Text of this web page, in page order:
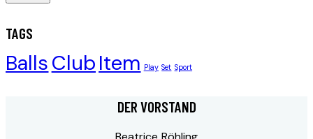
TAGS
BallsClubItem Play Set Sport
DER VORSTAND